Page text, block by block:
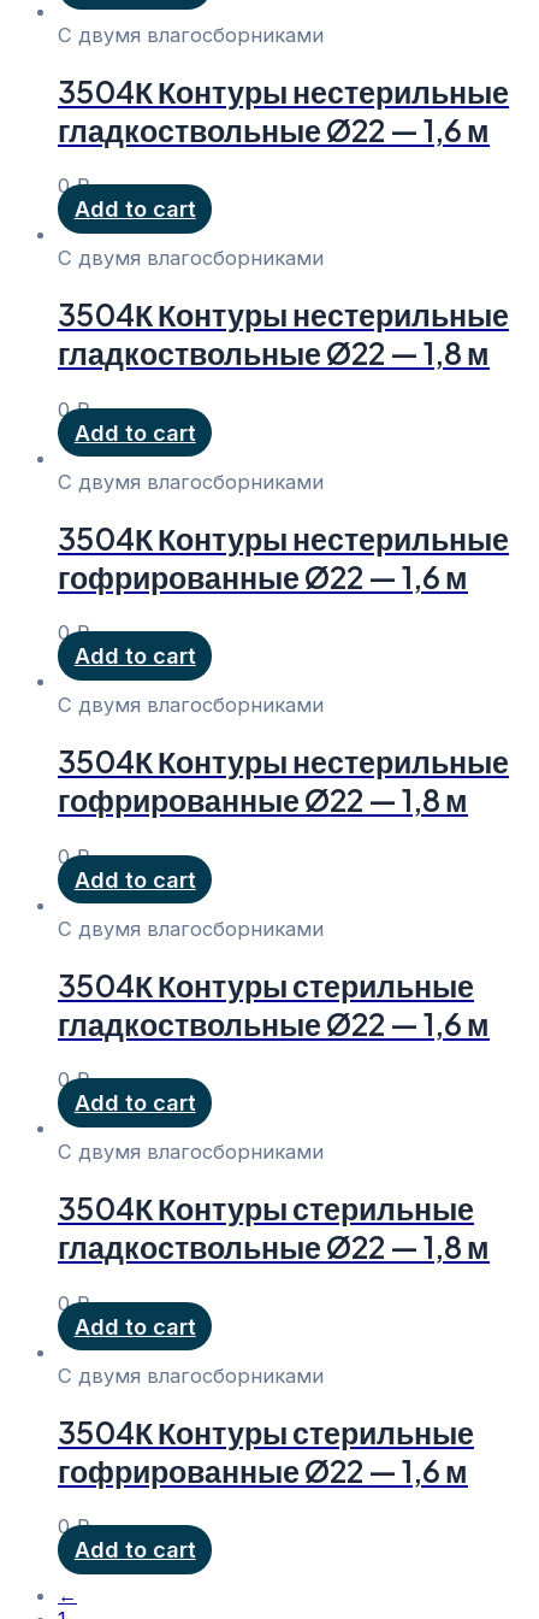
С двумя влагосборниками
3504К Контуры нестерильные
гладкоствольные Ø22 — 1,6 м
0₽
Add to cart
С двумя влагосборниками
3504К Контуры нестерильные
гладкоствольные Ø22 — 1,8 м
0₽
Add to cart
С двумя влагосборниками
3504К Контуры нестерильные
гофрированные Ø22 — 1,6 м
0₽
Add to cart
С двумя влагосборниками
3504К Контуры нестерильные
гофрированные Ø22 — 1,8 м
0₽
Add to cart
С двумя влагосборниками
3504К Контуры стерильные
гладкоствольные Ø22 — 1,6 м
0₽
Add to cart
С двумя влагосборниками
3504К Контуры стерильные
гладкоствольные Ø22 — 1,8 м
0₽
Add to cart
С двумя влагосборниками
3504К Контуры стерильные
гофрированные Ø22 — 1,6 м
0₽
Add to cart
←